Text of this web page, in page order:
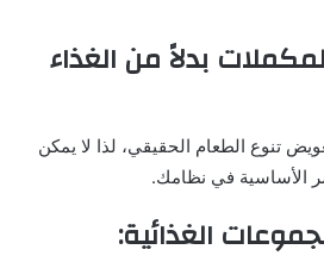
بدلاً من الغذاء
تنوع الطعام الحقيقي، لذا لا يمكن
الأساسية في نظامك.